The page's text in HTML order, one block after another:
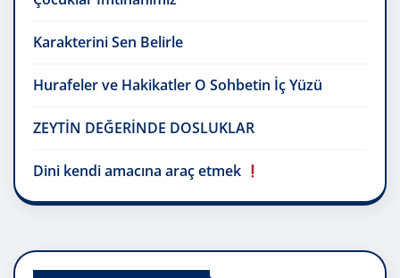
Karakterini Sen Belirle
Hurafeler ve Hakikatler O Sohbetin İç Yüzü
ZEYTİN DEĞERİNDE DOSLUKLAR
Dini kendi amacına araç etmek